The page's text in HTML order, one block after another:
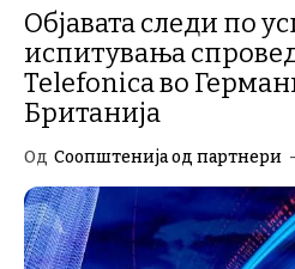
Објавата следи по
испитувања
Telefonica во
Британија
Од Соопштенија од партнери -